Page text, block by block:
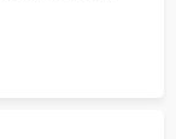
осушителя и
засоров.